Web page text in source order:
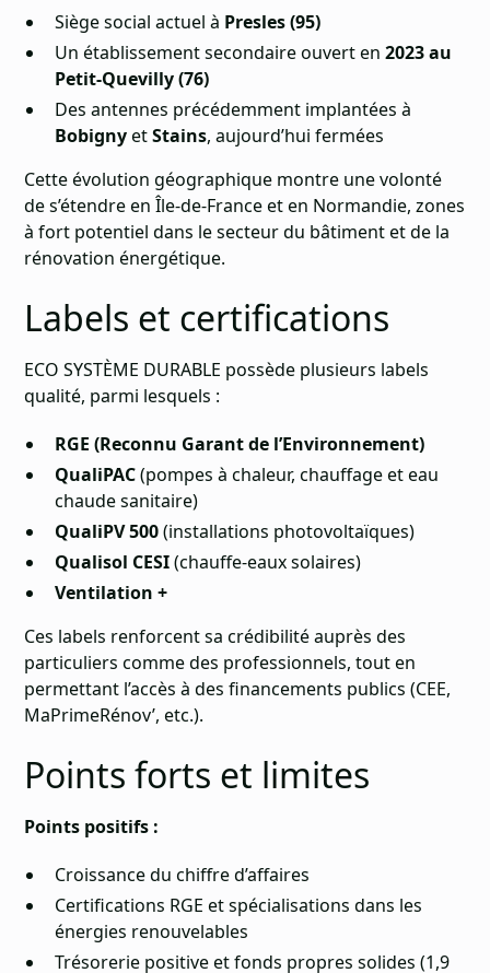
Siège social actuel à Presles (95)
Un établissement secondaire ouvert en2023 au
Petit-Quevilly (76)
Des antennes précédemment implantées à
BobignyetStains, aujourd’hui fermées
Cette évolution géographique montre une volonté
de s’étendre en Île-de-France et en Normandie, zones
à fort potentiel dans le secteur du bâtiment et de la
rénovation énergétique.
Labels et certifications
ECO SYSTÈME DURABLE possède plusieurs labels
qualité, parmi lesquels :
RGE (Reconnu Garant de l’Environnement)
QualiPAC(pompes à chaleur, chauffage et eau
chaude sanitaire)
QualiPV 500(installations photovoltaïques)
Qualisol CESI(chauffe-eaux solaires)
Ventilation +
Ces labels renforcent sa crédibilité auprès des
particuliers comme des professionnels, tout en
permettant l’accès à des financements publics (CEE,
MaPrimeRénov’, etc.).
Points forts et limites
Points positifs :
Croissance du chiffre d’affaires
Certifications RGE et spécialisations dans les
énergies renouvelables
Trésorerie positive et fonds propres solides (1,9